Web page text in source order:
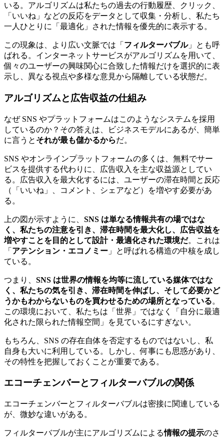
いる。アルゴリズムは私たちの過去の行動履歴、クリック、
「いいね」などの反応をデータとして収集・分析し、私たち
一人ひとりに「最適化」された情報を優先的に表示する。
この現象は、より広い文脈では「 フィルターバブル」とも呼
ばれる。インターネットサービスがアルゴリズムを用いて、
個々のユーザーの興味関心に合致した情報だけを選択的に表
示し、異なる視点や多様な意見から隔離している状態だ。
アルゴリズムと広告収益の仕組み
なぜ SNS やプラットフォームはこのようなシステムを採用
しているのか？その答えは、ビジネスモデルにあるが、簡単
に言うと それが最も儲かるからだ。
SNS やオンラインプラットフォームの多くは、無料でサー
ビスを提供する代わりに、広告収入を主な収益源としてい
る。広告収入を最大化するには、ユーザーの滞在時間と反応
（「いいね」、コメント、シェアなど）を増やす必要があ
る。
上の図が示すように、 SNS は単なる情報共有の場ではな
く、私たちの注意を引き、滞在時間を最大化し、広告収益を
増やすことを目的として設計・最適化された環境だ。これは
「 アテンション・エコノミー 」と呼ばれる構造の中核を成し
ている。
つまり、 SNS は世界の情報を均等に流している媒体ではな
く、私たちの気を引き、滞在時間を伸ばし、そして必要かど
うかもわからないものを買わせるための場所となっている。
この環境において、私たちは「世界」ではなく「自分に最適
化された限られた情報空間」を見ているにすぎない。
もちろん、SNS の存在自体を否定するものではないし、私
自身も大いに利用している。しかし、何事にも思惑があり、
その特性を把握しておくことが重要である。
エコーチェンバーとフィルターバブルの関係
エコーチェンバーとフィルターバブルは密接に関連している
が、微妙な違いがある。
フィルターバブルが主にアルゴリズムによる情報の提示のさ